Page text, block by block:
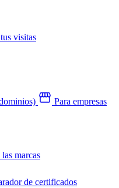
visitas
Para empresas
las marcas
de certificados